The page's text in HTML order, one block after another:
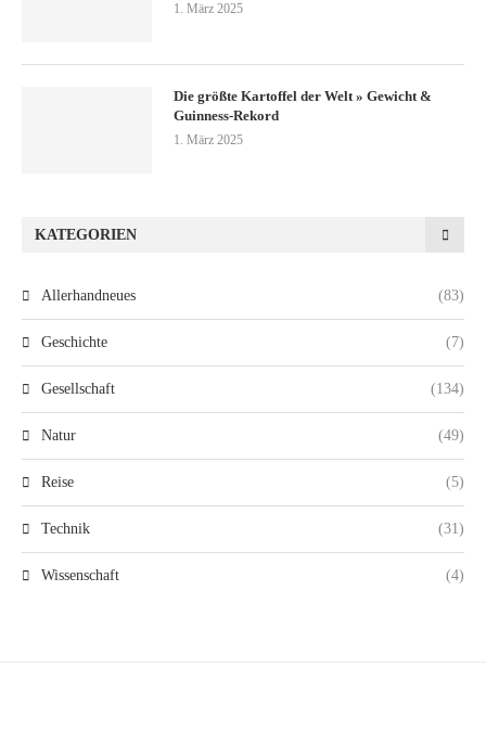
1. März 2025
Die größte Kartoffel der Welt » Gewicht &
Guinness-Rekord
1. März 2025
KATEGORIEN
Allerhandneues (83)
Geschichte (7)
Gesellschaft (134)
Natur (49)
Reise (5)
Technik (31)
Wissenschaft (4)